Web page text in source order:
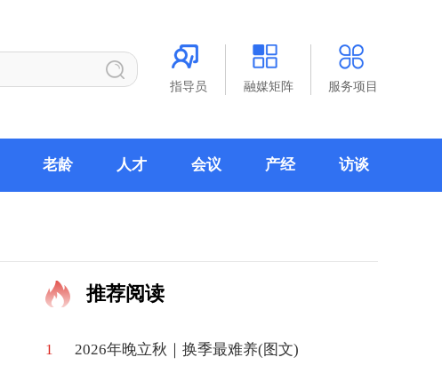
指导员 融媒矩阵 服务项目
老龄 人才 会议 产经 访谈
推荐阅读
1 2026年晚立秋｜换季最难养(图文)